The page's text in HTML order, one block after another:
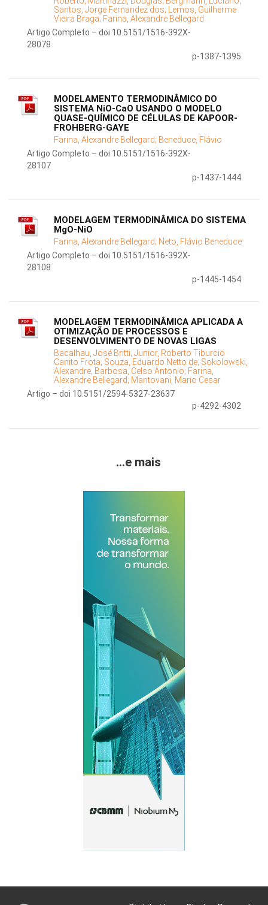
Santos, Jorge Fernandez dos; Lemos, Guilherme
Vieira Braga; Farina, Alexandre Bellegard
Artigo Completo – doi 10.5151/1516-392X-
28078
p-1387-1395
MODELAMENTO TERMODINÂMICO DO
SISTEMA NiO-CaO USANDO O MODELO
QUASE-QUÍMICO DE CÉLULAS DE KAPOOR-
FROHBERG-GAYE
Farina, Alexandre Bellegard; Beneduce, Flávio
Artigo Completo – doi 10.5151/1516-392X-
28107
p-1437-1444
MODELAGEM TERMODINÂMICA DO SISTEMA
MgO-NiO
Farina, Alexandre Bellegard; Neto, Flávio Beneduce
Artigo Completo – doi 10.5151/1516-392X-
28108
p-1445-1454
MODELAGEM TERMODINÂMICA APLICADA A
OTIMIZAÇÃO DE PROCESSOS E
DESENVOLVIMENTO DE NOVAS LIGAS
Bacalhau, José Britti; Junior, Roberto Tiburcio
Canito Frota; Souza, Eduardo Netto de; Sokolowski,
Alexandre; Barbosa, Celso Antonio; Farina,
Alexandre Bellegard; Mantovani, Mario Cesar
Artigo – doi 10.5151/2594-5327-23637
p-4292-4302
...e mais